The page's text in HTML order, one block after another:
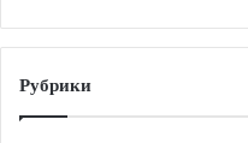
Рубрики